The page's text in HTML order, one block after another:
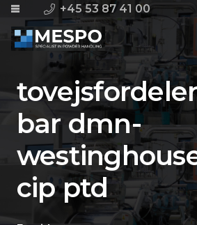
+45 53 87 41 00
bar dmn-
cip ptd